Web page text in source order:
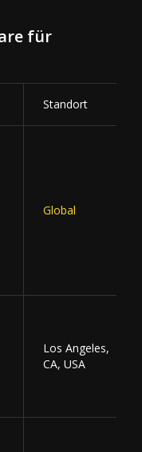
für
Standort
Global
Los Angeles,
CA, USA